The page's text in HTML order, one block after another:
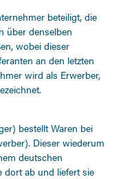
beteiligt, die
über denselben
wobei dieser
an den letzten
wird als Erwerber,
bestellt Waren bei
Dieser wiederum
deutschen
dort ab und liefert sie